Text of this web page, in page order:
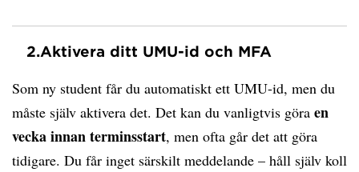
2.Aktivera ditt UMU-id och MFA
Som ny student får du automatiskt ett UMU-id, men du
måste själv aktivera det. Det kan du vanligtvis göra en
vecka innan terminsstart, men ofta går det att göra
tidigare. Du får inget särskilt meddelande – håll själv koll